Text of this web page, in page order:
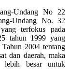
Undang No 22
Undang No. 32
terfokus pada
tahun 1999 yang
2004 tentang
dan daerah, maka
lebih besar untuk